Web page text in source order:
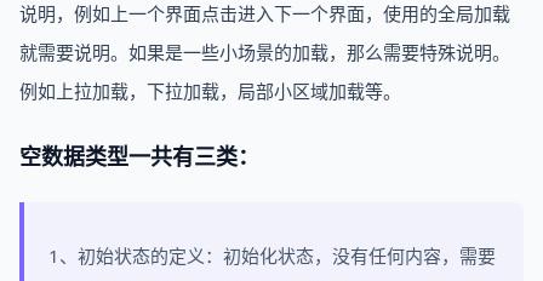
说明，例如上一个界面点击进入下一个界面，使用的全局加载
就需要说明。如果是一些小场景的加载，那么需要特殊说明。
例如上拉加载，下拉加载，局部小区域加载等。
空数据类型一共有三类：
1、初始状态的定义：初始化状态，没有任何内容，需要